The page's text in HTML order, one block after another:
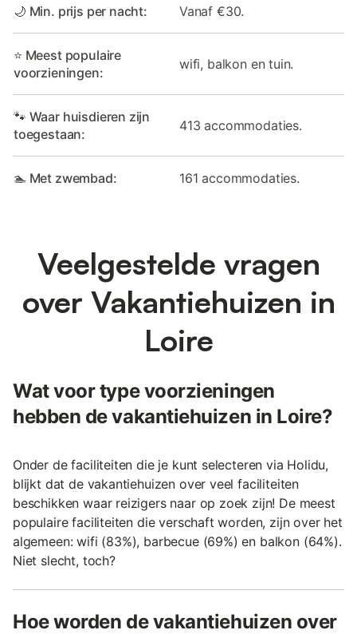
🌙 Min. prijs per nacht: Vanaf €30.
⭐ Meest populaire
voorzieningen:
wifi, balkon en tuin.
🐾 Waar huisdieren zijn
toegestaan:
413 accommodaties.
🏊 Met zwembad: 161 accommodaties.
Veelgestelde vragen
over Vakantiehuizen in
Loire
Wat voor type voorzieningen
hebben de vakantiehuizen in Loire?
Onder de faciliteiten die je kunt selecteren via Holidu,
blijkt dat de vakantiehuizen over veel faciliteiten
beschikken waar reizigers naar op zoek zijn! De meest
populaire faciliteiten die verschaft worden, zijn over het
algemeen: wifi (83%), barbecue (69%) en balkon (64%).
Niet slecht, toch?
Hoe worden de vakantiehuizen over